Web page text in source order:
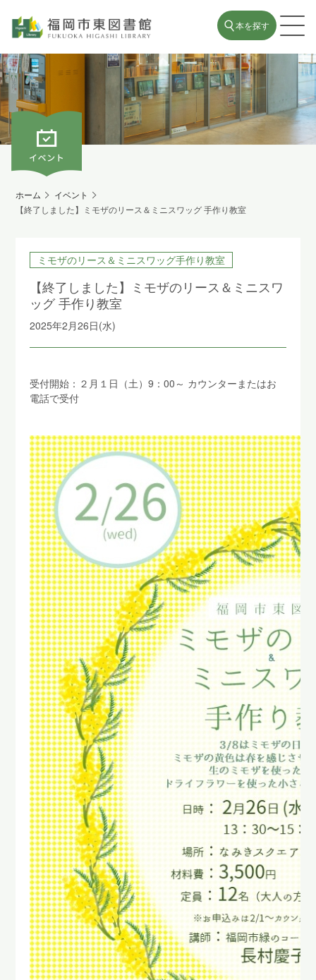
本を探す
ホーム
イベント
【終了しました】ミモザのリース＆ミニスワッグ 手作り教室
ミモザのリース＆ミニスワッグ手作り教室
【終了しました】ミモザのリース＆ミニスワ
ッグ 手作り教室
2025年2月26日(水)
受付開始：２月１日（土）9：00～ カウンターまたはお
電話で受付